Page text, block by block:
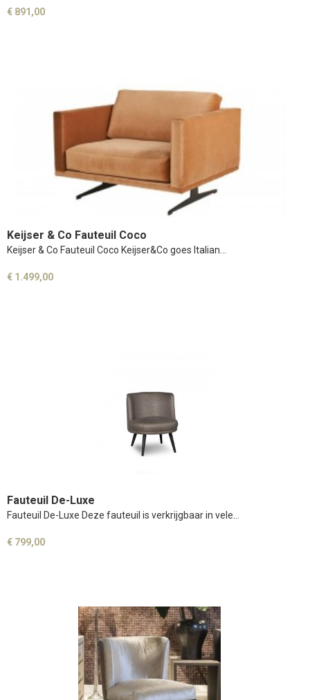
€ 891,00
Keijser & Co Fauteuil Coco
Keijser & Co Fauteuil Coco Keijser&Co goes Italian…
€ 1.499,00
Fauteuil De-Luxe
Fauteuil De-Luxe Deze fauteuil is verkrijgbaar in vele…
€ 799,00